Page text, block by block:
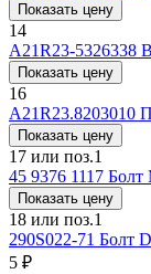
Показать цену
14
А21R23-5326338
Показать цену
16
А21R23.8203010
Показать цену
17 или поз.1
45 9376 1117 Болт
Показать цену
18 или поз.1
290S022-71 Болт
5 ₽